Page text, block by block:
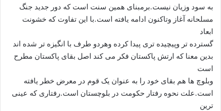
به سود وزیان نیست.برمبنای همین سنت است که دور جدید جنگ
مسلحانه آغاز وتاکنون ادامه یافته است.با این تفاوت که خشونت
ابعاد
گسترده تر وپیچیده تری پیدا کرده وهردو طرف با انگیزه تر شده اند
بدین معنا که ارتش پاکستان فکر می کند اصل بقای پاکستان مطرح
است
وبلوچ ها هم بقای خود را به عنوان یک قوم در معرض خطر یافته
است.علت نحوه رفتار حکومت در بلوچستان است.رفتاری که عینی
ترین